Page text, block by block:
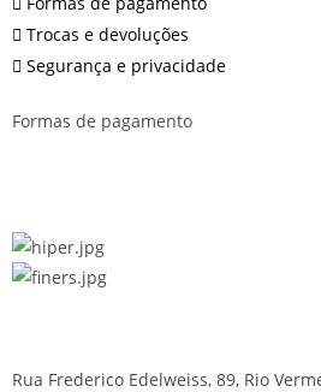
Trocas e devoluções
Segurança e privacidade
Formas de pagamento
Rua Frederico Edelweiss, 89, Rio